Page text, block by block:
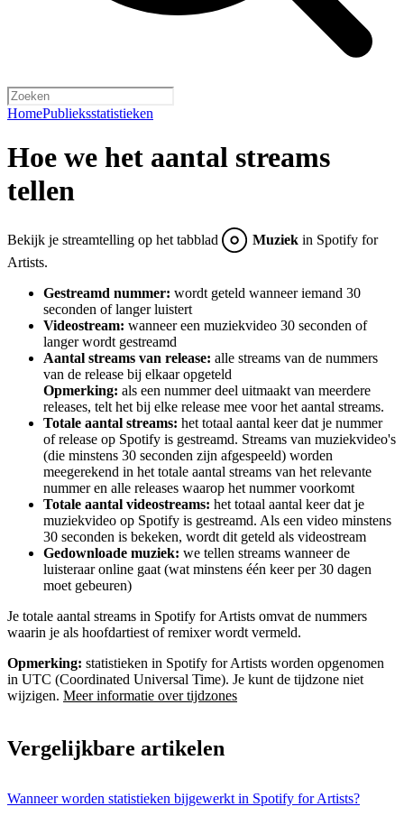
HomePublieksstatistieken
Hoe we het aantal streams
tellen
Bekijk je streamtelling op het tabblad Muziek in Spotify for
Artists.
Gestreamd nummer: wordt geteld wanneer iemand 30
seconden of langer luistert
Videostream: wanneer een muziekvideo 30 seconden of
langer wordt gestreamd
Aantal streams van release: alle streams van de nummers
van de release bij elkaar opgeteld
Opmerking: als een nummer deel uitmaakt van meerdere
releases, telt het bij elke release mee voor het aantal streams.
Totale aantal streams: het totaal aantal keer dat je nummer
of release op Spotify is gestreamd. Streams van muziekvideo's
(die minstens 30 seconden zijn afgespeeld) worden
meegerekend in het totale aantal streams van het relevante
nummer en alle releases waarop het nummer voorkomt
Totale aantal videostreams: het totaal aantal keer dat je
muziekvideo op Spotify is gestreamd. Als een video minstens
30 seconden is bekeken, wordt dit geteld als videostream
Gedownloade muziek: we tellen streams wanneer de
luisteraar online gaat (wat minstens één keer per 30 dagen
moet gebeuren)
Je totale aantal streams in Spotify for Artists omvat de nummers
waarin je als hoofdartiest of remixer wordt vermeld.
Opmerking: statistieken in Spotify for Artists worden opgenomen
in UTC (Coordinated Universal Time). Je kunt de tijdzone niet
wijzigen. Meer informatie over tijdzones
Vergelijkbare artikelen
Wanneer worden statistieken bijgewerkt in Spotify for Artists?